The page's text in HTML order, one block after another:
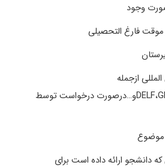
وجود
فارغ التحصیلی
ازجمله
تافل،DELF،GRE،GAMT،SATو…درصورت درخواست توسط
موضوع
دانشجو ارائه داده است برای